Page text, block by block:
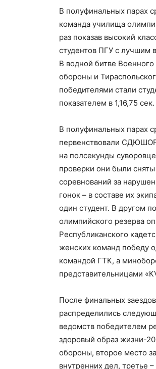
В полуфинальных парах
команда училища
раз показав высокий
студентов ПГУ с лучшим
В водной битве
обороны и
победителями стали
показателем в 1,16,75 сек.
В полуфинальных парах
первенствовали
на полсекунды
проверки они были
соревнований за
гонок – в составе их
один студент. В другом
олимпийского резерва
Республиканского
женских команд победу
командой ГТК, а
представительницами
После финальных
распределились
ведомств победителем
здоровый образ жизни-
обороны, второе место
внутренних дел, третье